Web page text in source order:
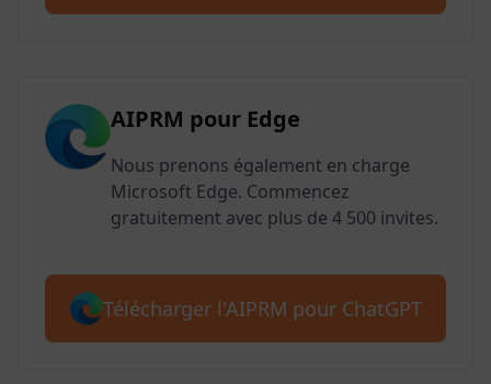
AIPRM pour Edge
Nous prenons également en charge
Microsoft Edge. Commencez
gratuitement avec plus de 4 500 invites.
Télécharger l'AIPRM pour ChatGPT